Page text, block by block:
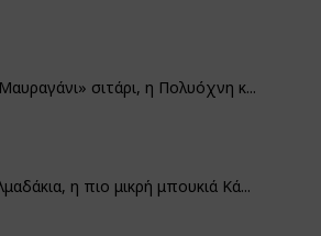
σιτάρι, η Πολυόχνη κ...
η πιο μικρή μπουκιά Κά...